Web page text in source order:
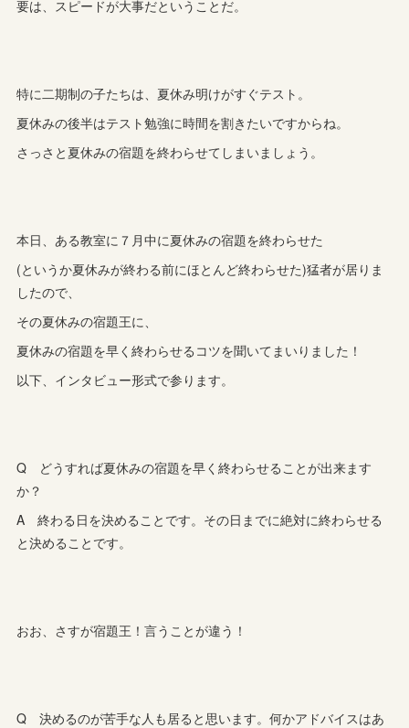
要は、スピードが大事だということだ。
特に二期制の子たちは、夏休み明けがすぐテスト。
夏休みの後半はテスト勉強に時間を割きたいですからね。
さっさと夏休みの宿題を終わらせてしまいましょう。
本日、ある教室に７月中に夏休みの宿題を終わらせた
(というか夏休みが終わる前にほとんど終わらせた)猛者が居りま
したので、
その夏休みの宿題王に、
夏休みの宿題を早く終わらせるコツを聞いてまいりました！
以下、インタビュー形式で参ります。
Q どうすれば夏休みの宿題を早く終わらせることが出来ます
か？
A 終わる日を決めることです。その日までに絶対に終わらせる
と決めることです。
おお、さすが宿題王！言うことが違う！
Q 決めるのが苦手な人も居ると思います。何かアドバイスはあ